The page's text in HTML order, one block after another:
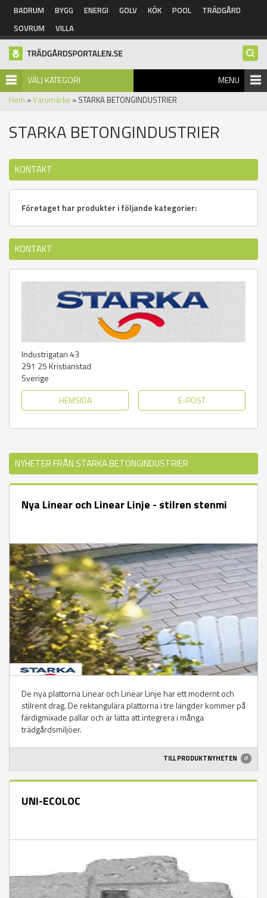
Hoppa till huvudinnehåll
BADRUM BYGG ENERGI GOLV KÖK POOL
TRÄDGÅRD
SOVRUM
VILLA
VÄLJ KATEGORI MENU
Hem »Varumärke » STARKA BETONGINDUSTRIER
STARKA BETONGINDUSTRIER
KONTAKT
Företaget har produkter i följande kategorier:
KONTAKT
Industrigatan 43
291 25Kristianstad
Sverige
HEMSIDA
E-POST
NYHETER FRÅN STARKA BETONGINDUSTRIER
Nya Linear och Linear Linje - stilren stenmi
De nya plattorna Linear och Linear Linje har ett modernt och
stilrent drag. De rektangulära plattorna i tre längder kommer på
färdigmixade pallar och är lätta att integrera i många
trädgårdsmiljöer.
TILL PRODUKTNYHETEN
UNI-ECOLOC